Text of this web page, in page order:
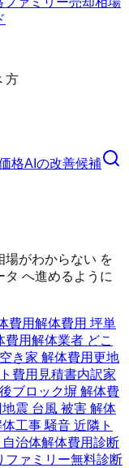
方
格AI の改善候補
場がわからない を
へ進めるように
費用解体費用 坪単
費用解体業者 どこ
き家 解体費用更地
費用 見積書内訳家
ブロック塀 解体費
地震 台風 被害 解体
工事 騒音 近隣ト
治体解体費用診断
ファミリー無料診断